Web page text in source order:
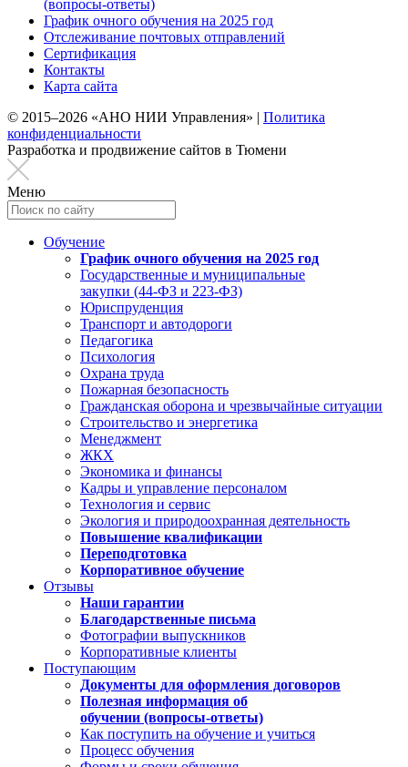
(вопросы-ответы)
График очного обучения на 2025 год
Отслеживание почтовых отправлений
Сертификация
Контакты
Карта сайта
© 2015–2026 «АНО НИИ Управления» | Политика
конфиденциальности
Разработка и продвижение сайтов в Тюмени
Меню
Обучение
График очного обучения на 2025 год
Государственные и муниципальные
закупки (44-ФЗ и 223-ФЗ)
Юриспруденция
Транспорт и автодороги
Педагогика
Психология
Охрана труда
Пожарная безопасность
Гражданская оборона и чрезвычайные ситуации
Строительство и энергетика
Менеджмент
ЖКХ
Экономика и финансы
Кадры и управление персоналом
Технология и сервис
Экология и природоохранная деятельность
Повышение квалификации
Переподготовка
Корпоративное обучение
Отзывы
Наши гарантии
Благодарственные письма
Фотографии выпускников
Корпоративные клиенты
Поступающим
Документы для оформления договоров
Полезная информация об
обучении (вопросы-ответы)
Как поступить на обучение и учиться
Процесс обучения